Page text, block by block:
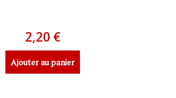
2,20 €
Ajouter au panier